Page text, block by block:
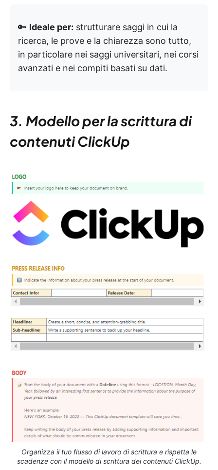
🔑 Ideale per: strutturare saggi in cui la
ricerca, le prove e la chiarezza sono tutto,
in particolare nei saggi universitari, nei corsi
avanzati e nei compiti basati su dati.
3. Modello per la scrittura di
contenuti ClickUp
Organizza il tuo flusso di lavoro di scrittura e rispetta le
scadenze con il modello di scrittura dei contenuti ClickUp.